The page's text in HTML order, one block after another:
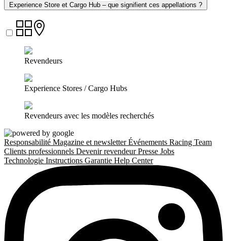
Experience Store et Cargo Hub – que signifient ces appellations ?
Revendeurs
Experience Stores / Cargo Hubs
Revendeurs avec les modèles recherchés
Responsabilité Magazine et newsletterÉvénements Racing Team
Clients professionnels Devenir revendeurPresse Jobs
Technologie Instructions Garantie Help Center